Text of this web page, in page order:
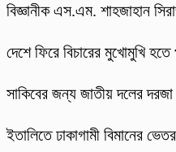
বিজ্ঞানীক এস.এম. শাহজাহান
দেশে ফিরে বিচারের মুখোমুখি
সাকিবের জন্য জাতীয় দলের দরজা
ইতালিতে ঢাকাগামী বিমানের